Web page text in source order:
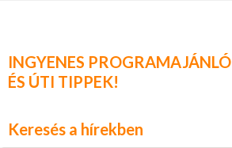
INGYENES PROGRAMAJÁNLÓ
ÉS ÚTI TIPPEK!
Keresés a hírekben